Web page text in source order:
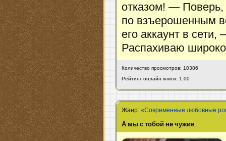
отказом! — Поверь,
по взъерошенным
его аккаунт в
Распахиваю
Количество просмотров: 10386
Рейтинг онлайн книги: 1.00
Жанр:«Современные любовные
А мы с тобой не чужие